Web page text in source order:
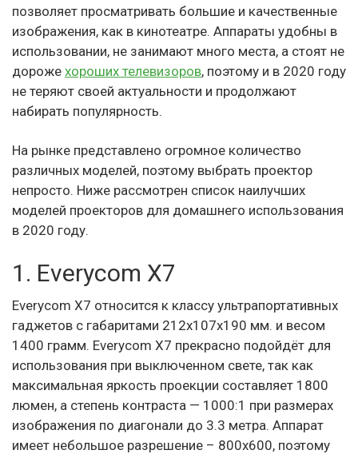
позволяет просматривать большие и качественные
изображения, как в кинотеатре. Аппараты удобны в
использовании, не занимают много места, а стоят не
дороже хороших телевизоров, поэтому и в 2020 году
не теряют своей актуальности и продолжают
набирать популярность.
На рынке представлено огромное количество
различных моделей, поэтому выбрать проектор
непросто. Ниже рассмотрен список наилучших
моделей проекторов для домашнего использования
в 2020 году.
1. Everycom X7
Everycom X7 относится к классу ультрапортативных
гаджетов с габаритами 212х107х190 мм. и весом
1400 грамм. Everycom X7 прекрасно подойдёт для
использования при выключенном свете, так как
максимальная яркость проекции составляет 1800
люмен, а степень контраста — 1000:1 при размерах
изображения по диагонали до 3.3 метра. Аппарат
имеет небольшое разрешение – 800х600, поэтому